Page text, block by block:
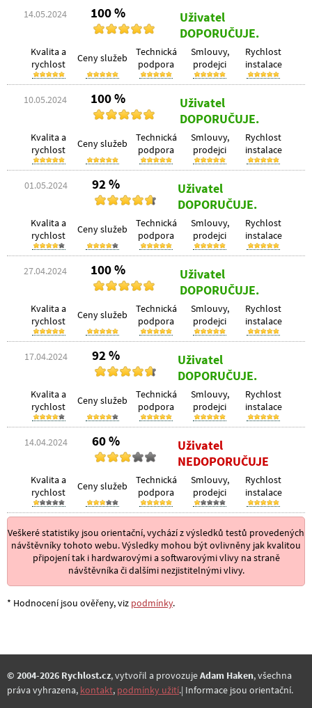
14.05.2024 100 %
Uživatel
DOPORUČUJE.
Kvalita a
rychlost
Ceny služeb
Technická
podpora
Smlouvy,
prodejci
Rychlost
instalace
10.05.2024 100 %
Uživatel
DOPORUČUJE.
Kvalita a
rychlost
Ceny služeb
Technická
podpora
Smlouvy,
prodejci
Rychlost
instalace
01.05.2024 92 %
Uživatel
DOPORUČUJE.
Kvalita a
rychlost
Ceny služeb
Technická
podpora
Smlouvy,
prodejci
Rychlost
instalace
27.04.2024 100 %
Uživatel
DOPORUČUJE.
Kvalita a
rychlost
Ceny služeb
Technická
podpora
Smlouvy,
prodejci
Rychlost
instalace
17.04.2024 92 %
Uživatel
DOPORUČUJE.
Kvalita a
rychlost
Ceny služeb
Technická
podpora
Smlouvy,
prodejci
Rychlost
instalace
14.04.2024 60 %
Uživatel
NEDOPORUČUJE
Kvalita a
rychlost
Ceny služeb
Technická
podpora
Smlouvy,
prodejci
Rychlost
instalace
Veškeré statistiky jsou orientační, vychází z výsledků testů provedených
návštěvníky tohoto webu. Výsledky mohou být ovlivněny jak kvalitou
připojení tak i hardwarovými a softwarovými vlivy na straně
návštěvníka či dalšími nezjistitelnými vlivy.
* Hodnocení jsou ověřeny, viz podmínky.
© 2004-2026 Rychlost.cz, vytvořil a provozujeAdam Haken, všechna
práva vyhrazena, kontakt, podmínky užití.| Informace jsou orientační.